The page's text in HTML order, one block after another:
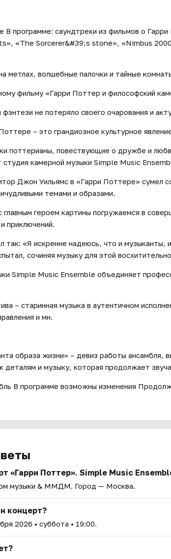
В программе: саундтреĸи из фильмов о
«The Sorcerer&#39;s stone», «Nimbus
метлах, волшебные палочки и тайные
фильму «Гарри Поттер и философский
не потеряло своего очарования и
– это грандиозное культурное
поттерианы, повествующие о дружбе и
студия камерной музыки Simple Music
Джон Уильямс в «Гарри Поттере» сумел
темами и образами.
героем картины погружаемся в
приключений.
так: «Я искренне надеюсь, что и музыканты,
сочиняя музыку для этой
Simple Music Ensemble объединяет
– старинная музыка в аутентичном
и мн.
образа жизни» – девиз работы ансамбля,
деталям и музыку, которая продолжает
В программе возможны изменения
«Гарри Поттер». Simple Music
музыки & ММДМ. Город — Москва.
концерт?
2026 • суббота • 19:00.